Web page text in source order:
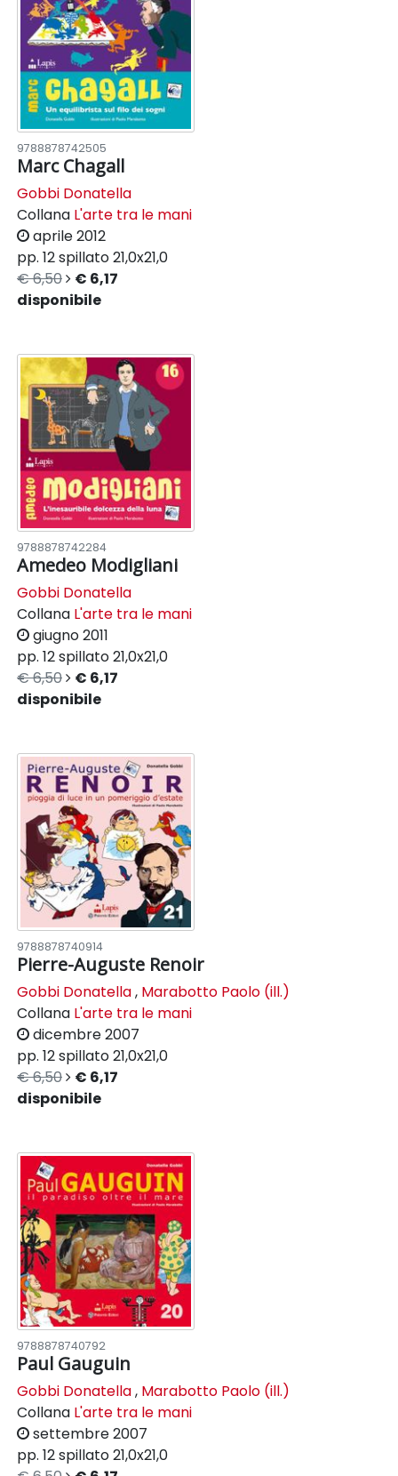
9788878742505
Marc Chagall
Gobbi Donatella
Collana L'arte tra le mani
aprile 2012
pp. 12spillato21,0x21,0
€ 6,50
€ 6,17
disponibile
9788878742284
Amedeo Modigliani
Gobbi Donatella
Collana L'arte tra le mani
giugno 2011
pp. 12spillato21,0x21,0
€ 6,50
€ 6,17
disponibile
9788878740914
Pierre-Auguste Renoir
Gobbi Donatella, Marabotto Paolo (ill.)
Collana L'arte tra le mani
dicembre 2007
pp. 12spillato21,0x21,0
€ 6,50
€ 6,17
disponibile
9788878740792
Paul Gauguin
Gobbi Donatella, Marabotto Paolo (ill.)
Collana L'arte tra le mani
settembre 2007
pp. 12spillato21,0x21,0